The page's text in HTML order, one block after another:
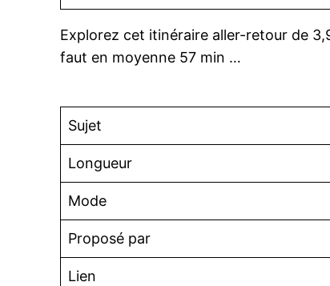
Explorez cet itinéraire aller-retour de
faut en moyenne 57 min …
Sujet
Longueur
Mode
Proposé par
Lien